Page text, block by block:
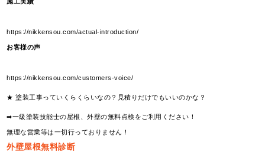
https://nikkensou.com/actual-introduction/
お客様の声
https://nikkensou.com/customers-voice/
★ 塗装工事っていくらくらいなの？見積りだけでもいいのかな？
➡一級塗装技能士の屋根、外壁の無料点検をご利用ください！
無理な営業等は一切行っておりません！
外壁屋根無料診断